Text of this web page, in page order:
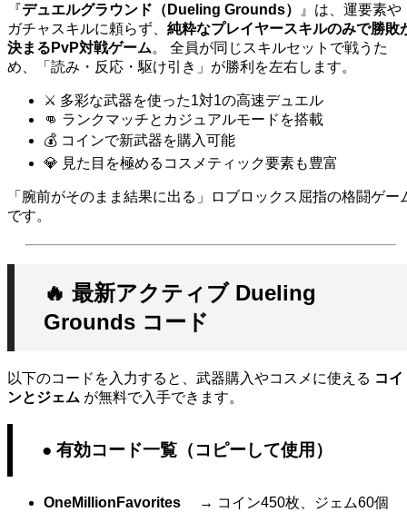
『デュエルグラウンド（Dueling Grounds）
』は、運要素や
ガチャスキルに頼らず、 純粋なプレイヤースキルのみで勝敗
決まるPvP対戦ゲーム。 全員が同じスキルセットで戦うた
め、「読み・反応・駆け引き」が勝利を左右します。
⚔️ 多彩な武器を使った1対1の高速デュエル
👊 ランクマッチとカジュアルモードを搭載
💰 コインで新武器を購入可能
💎 見た目を極めるコスメティック要素も豊富
「腕前がそのまま結果に出る」ロブロックス屈指の格闘ゲー
です。
🔥 最新アクティブ Dueling
Grounds コード
以下のコードを入力すると、武器購入やコスメに使える コイ
ンとジェム が無料で入手できます。
● 有効コード一覧（コピーして使用）
OneMillionFavorites → コイン450枚、ジェム60個